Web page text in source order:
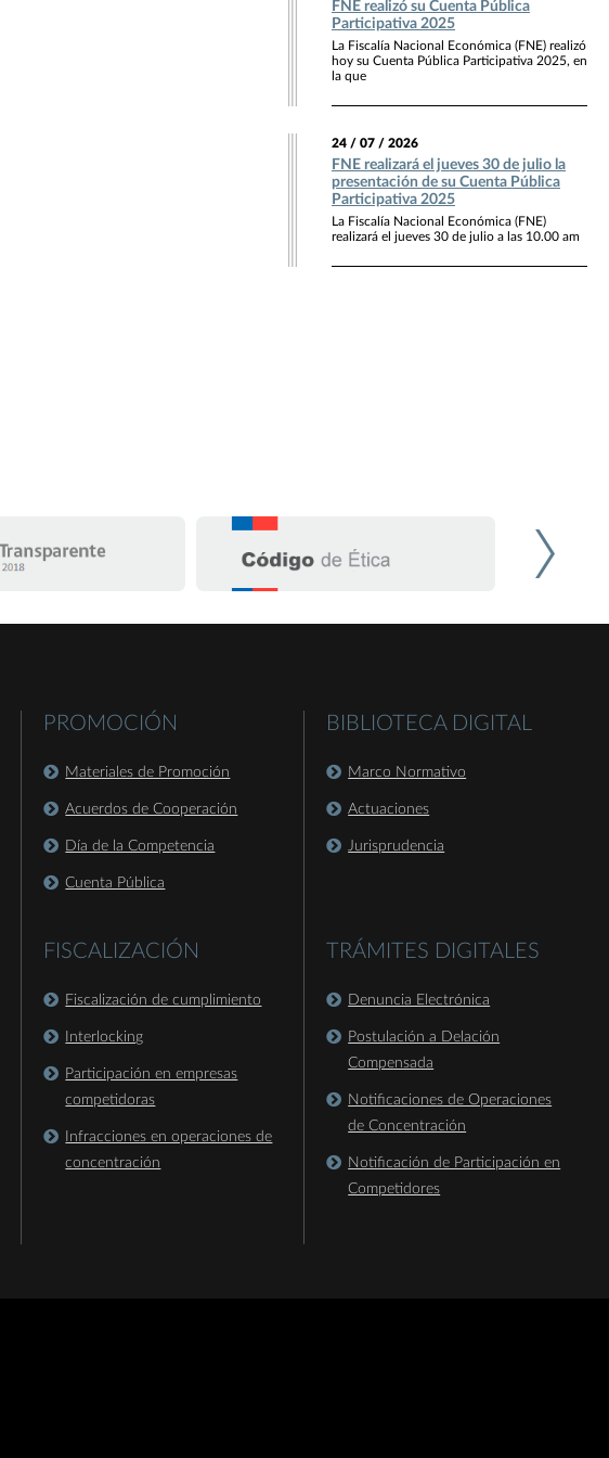
FNE realizó su Cuenta Pública
Participativa 2025
La Fiscalía Nacional Económica (FNE) realizó
hoy su Cuenta Pública Participativa 2025, en
la que
24 / 07 / 2026
FNE realizará el jueves 30 de julio la
presentación de su Cuenta Pública
Participativa 2025
La Fiscalía Nacional Económica (FNE)
realizará el jueves 30 de julio a las 10.00 am
PROMOCIÓN
Materiales de Promoción
Acuerdos de Cooperación
Día de la Competencia
Cuenta Pública
FISCALIZACIÓN
Fiscalización de cumplimiento
Interlocking
Participación en empresas
competidoras
Infracciones en operaciones de
concentración
BIBLIOTECA DIGITAL
Marco Normativo
Actuaciones
Jurisprudencia
TRÁMITES DIGITALES
Denuncia Electrónica
Postulación a Delación
Compensada
Notificaciones de Operaciones
de Concentración
Notificación de Participación en
Competidores